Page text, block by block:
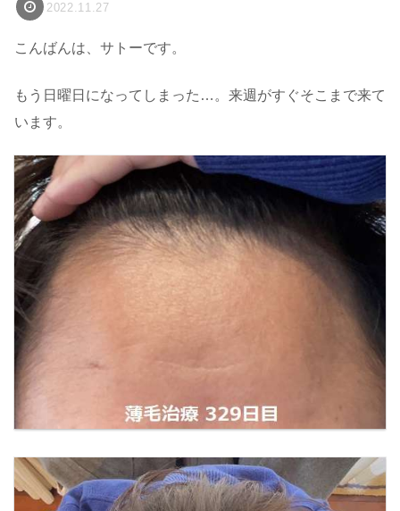
2022.11.27
こんばんは、サトーです。
もう日曜日になってしまった…。来週がすぐそこまで来て
います。